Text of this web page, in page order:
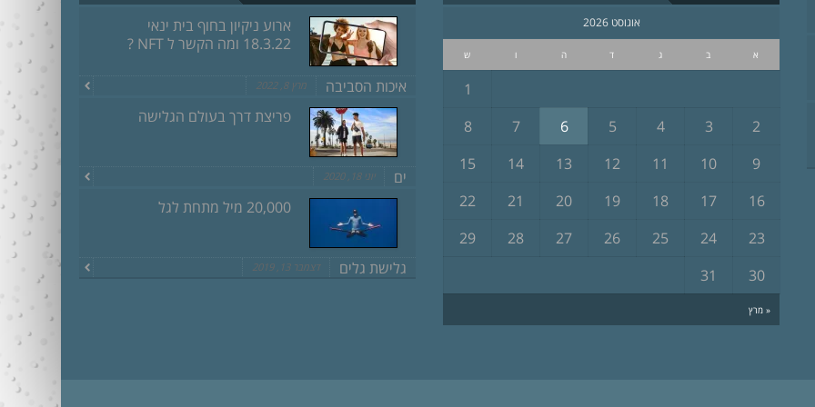
אוגוסט 2026
א ב ג ד ה ו ש
« מרץ
1
2
3
4
5
6
7
8
9
10
11
12
13
14
15
16
17
18
19
20
21
22
23
24
25
26
27
28
29
30
31
ארוע ניקיון בחוף בית ינאי
18.3.22 ומה הקשר ל NFT ?
איכות הסביבה מרץ 8, 2022
פריצת דרך בעולם הגלישה
ים יוני 18, 2020
20,000 מיל מתחת לגל
גלישת גלים דצמבר 13, 2019